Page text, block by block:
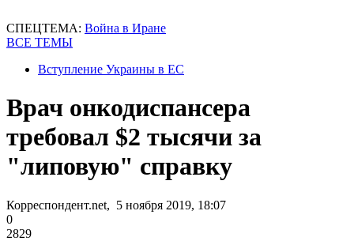
СПЕЦТЕМА: Война в Иране
ВСЕ ТЕМЫ
Вступление Украины в ЕС
Врач онкодиспансера
требовал $2 тысячи за
"липовую" справку
Корреспондент.net, 5 ноября 2019, 18:07
0
2829